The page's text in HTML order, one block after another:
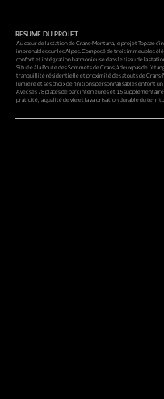
RÉSUMÉ DU PROJET
Au cœur de la station de Crans-Montana, le projet Topaze
imprenables sur les Alpes. Composé de trois immeubles
confort et intégration harmonieuse dans le tissu de la
Située à la Route des Sommets de Crans, à deux pas de
tranquillité résidentielle et proximité des atouts de Crans-
lumière et ses choix de finitions personnalisables en font
Avec ses 78 places de parc intérieures et 16
praticité, la qualité de vie et la valorisation durable du